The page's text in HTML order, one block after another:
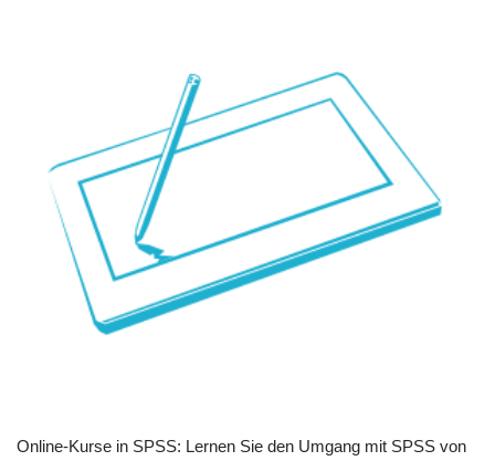
Online-Kurse in SPSS: Lernen Sie den Umgang mit SPSS von